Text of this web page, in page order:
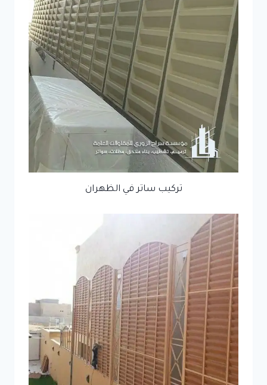
تركيب ساتر في الظهران